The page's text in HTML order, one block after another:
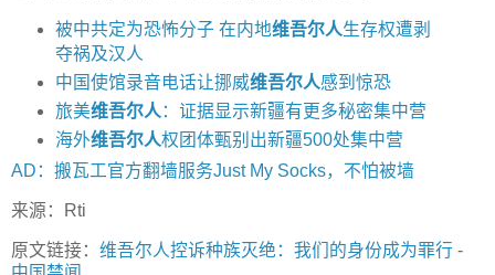
被中共定为恐怖分子 在内地维吾尔人生存权遭剥
夺祸及汉人
中国使馆录音电话让挪威维吾尔人感到惊恐
旅美维吾尔人：证据显示新疆有更多秘密集中营
海外维吾尔人权团体甄别出新疆500处集中营
AD：搬瓦工官方翻墙服务Just My Socks，不怕被墙
来源：Rti
原文链接： 维吾尔人控诉种族灭绝：我们的身份成为罪行 -